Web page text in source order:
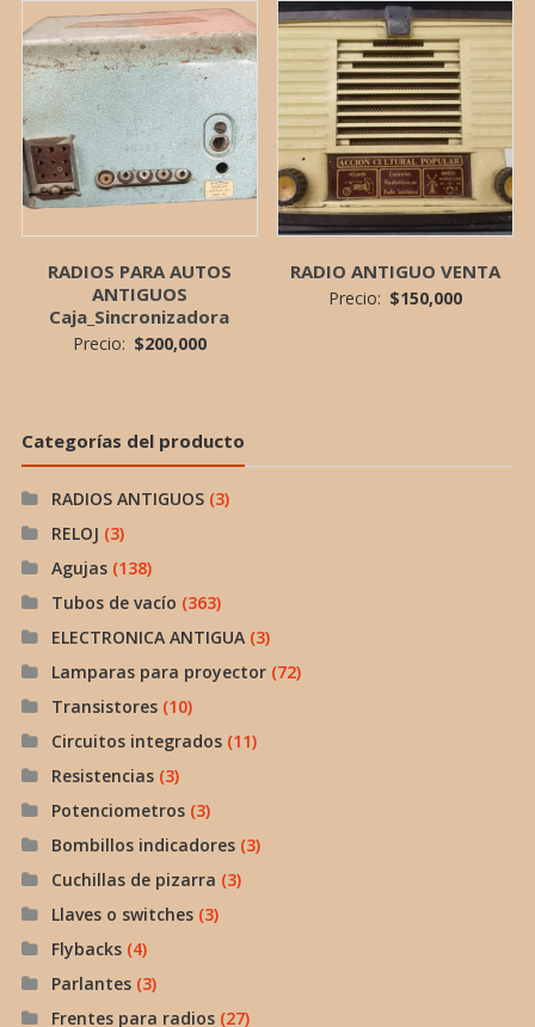
RADIOS PARA AUTOS
ANTIGUOS
Caja_Sincronizadora
Precio: $200,000
RADIO ANTIGUO VENTA
Precio: $150,000
Categorías del producto
RADIOS ANTIGUOS (3)
RELOJ (3)
Agujas (138)
Tubos de vacío (363)
ELECTRONICA ANTIGUA (3)
Lamparas para proyector (72)
Transistores (10)
Circuitos integrados (11)
Resistencias (3)
Potenciometros (3)
Bombillos indicadores (3)
Cuchillas de pizarra (3)
Llaves o switches (3)
Flybacks (4)
Parlantes (3)
Frentes para radios (27)